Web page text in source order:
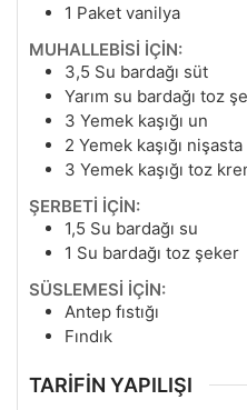
1 Paket vanilya
MUHALLEBİSİ İÇİN:
3,5 Su bardağı süt
Yarım su bardağı toz
3 Yemek kaşığı un
2 Yemek kaşığı nişasta
3 Yemek kaşığı toz
ŞERBETİ İÇİN:
1,5 Su bardağı su
1 Su bardağı toz şeker
SÜSLEMESİ İÇİN:
Antep fıstığı
Fındık
TARİFİN YAPILIŞI